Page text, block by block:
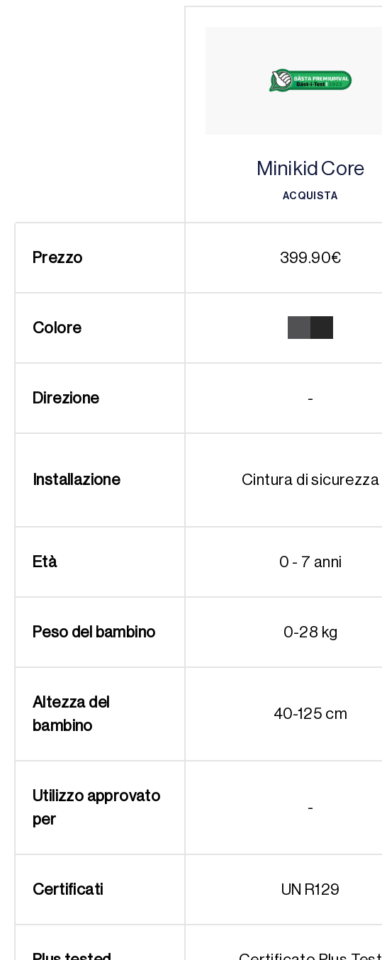
Minikid Core
ACQUISTA
Prezzo 399.90€
Colore
Direzione -
Installazione Cintura di sicurezza
Età 0 - 7 anni
Peso del bambino 0-28 kg
Altezza del
bambino
40-125 cm
Utilizzo approvato
per
-
Certificati UN R129